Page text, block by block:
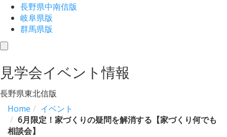
長野県中南信版
岐阜県版
群馬県版
toggle
見学会イベント情報
長野県東北信版
Home
イベント
6月限定！家づくりの疑問を解消する【家づくり何でも
相談会】